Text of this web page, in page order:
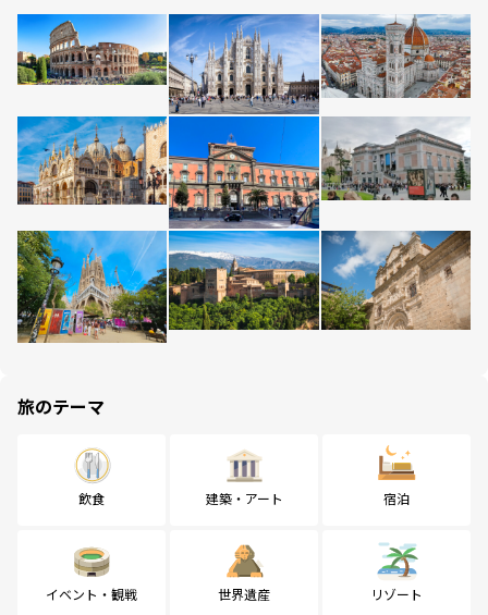
旅のテーマ
飲食 建築・アート 宿泊
イベント・観戦 世界遺産 リゾート